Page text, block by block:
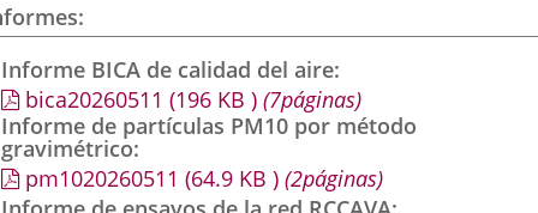
externa.externa.
Informe BICA de calidad del aire
bica20260511 (196 KB ) (7páginas)
Informe de partículas PM10 por método
gravimétrico
pm1020260511 (64.9 KB ) (2páginas)